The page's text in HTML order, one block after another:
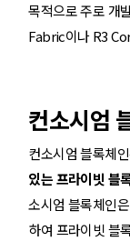
목적으로 주로 개
Fabric이나 R3
컨소시엄
컨소시엄 블록체
있는 프라이빗 블
소시엄 블록체인
하여 프라이빗 블